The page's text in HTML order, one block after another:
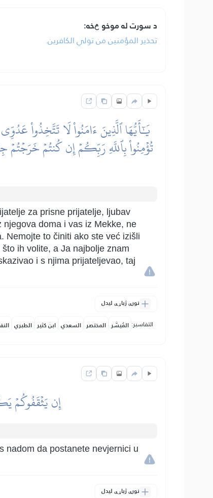
د سورت له موخو څخه:
تحذير المؤمنين من تولي الكافرين.
يَٰٓأَيُّهَا ٱلَّذِينَ ءَامَنُواْ لَا تَتَّخِذُواْ
تُؤۡمِنُواْ بِٱللَّهِ رَبِّكُمۡ إِن كُنتُمۡ خَرَجۡتُمۡ
za prisne prijatelje, ljubav
doma i vas iz Mekke, ne
Nemojte to činiti ako ste već izišli
ih volite, a Ja najbolje znam
i s njima prijateljevao, taj
نورې ژباړې لیدل
التفاسير: المُيسَّر المختصر السعدي ابن كثير الطبري
إِن يَثۡقَفُوكُمۡ
nadom da postanete nevjernici u
نورې ژباړې لیدل